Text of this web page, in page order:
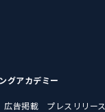
グアカデミー
広告掲載 プレスリリース